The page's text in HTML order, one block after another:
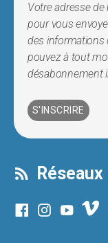
Votre adresse
pour vous
des informations
pouvez à tout
désabonnement